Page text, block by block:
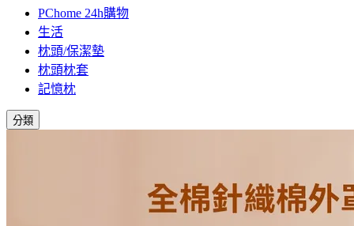
PChome 24h購物
生活
枕頭/保潔墊
枕頭枕套
記憶枕
分類